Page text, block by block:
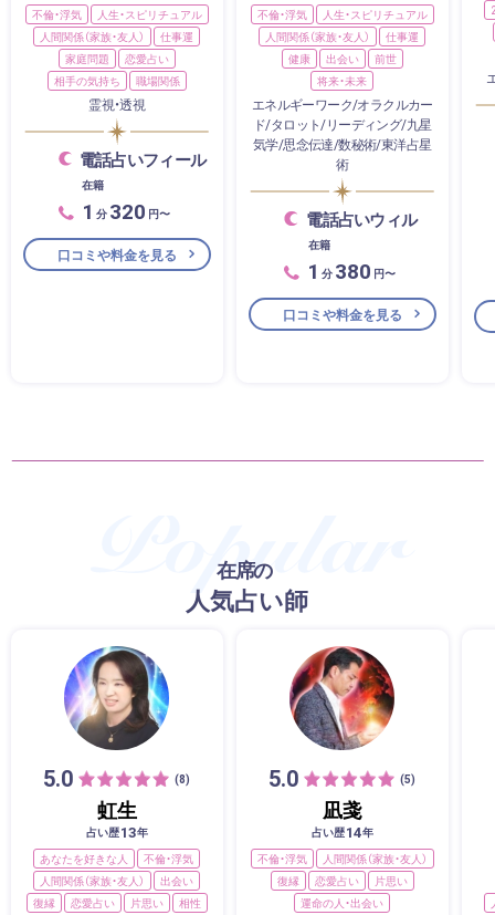
不倫・浮気
人生・スピリチュアル
人間関係（家族・友人）
仕事運
家庭問題
恋愛占い
相手の気持ち
職場関係
霊視・透視
電話占いフィール
在籍
1 分 320 円〜
口コミや料金を見る
不倫・浮気
人生・スピリチュアル
人間関係（家族・友人）
仕事運
健康
出会い
前世
将来・未来
エネルギーワーク/オラクルカー
ド/タロット/リーディング/九星
気学/思念伝達/数秘術/東洋占星
術
電話占いウィル
在籍
1 分 380 円〜
口コミや料金を見る
在席の
人気占い師
5.0 (8)
虹生
占い歴13年
あなたを好きな人
不倫・浮気
人間関係（家族・友人）
出会い
復縁
恋愛占い 片思い 相性
5.0 (5)
凪戔
占い歴14年
不倫・浮気
人間関係（家族・友人）
復縁
恋愛占い
片思い
運命の人・出会い